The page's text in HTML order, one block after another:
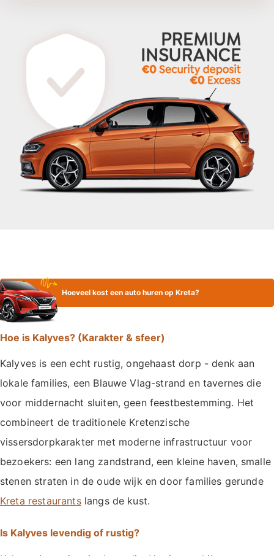
Hoeveel kost een auto huren op Kreta?
Hoe is Kalyves? (Karakter & sfeer)
Kalyves is een echt rustig, ongehaast dorp - denk aan
lokale families, een Blauwe Vlag-strand en tavernes die
voor middernacht sluiten, geen feestbestemming. Het
combineert de traditionele Kretenzische
vissersdorpkarakter met moderne infrastructuur voor
bezoekers: een lang zandstrand, een kleine haven, smalle
stenen straten in de oude wijk en door families gerunde
Kreta restaurantslangs de kust.
Is Kalyves levendig of rustig?